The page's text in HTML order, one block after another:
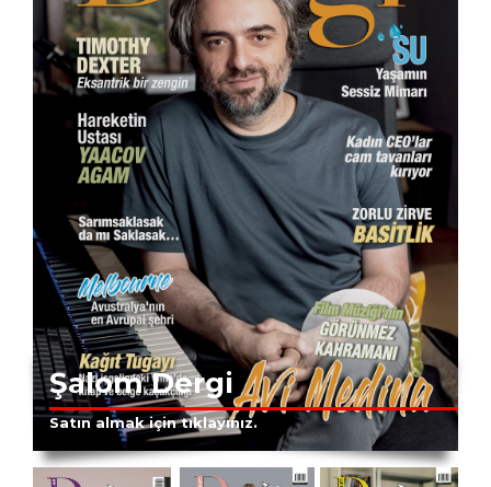
Şalom Dergi
Satın almak için tıklayınız.